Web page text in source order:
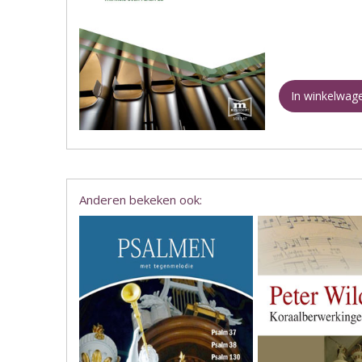
In
Anderen bekeken ook: